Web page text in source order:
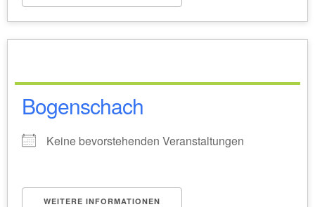
Bogenschach
Keine bevorstehenden Veranstaltungen
WEITERE INFORMATIONEN